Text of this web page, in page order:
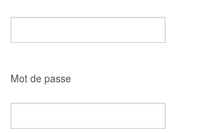
Mot de passe